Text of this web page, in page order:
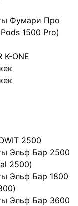
Фумари Про
1500 Pro)
K-ONE
2500
Эльф Бар 2500
2500)
Эльф Бар 1800
Эльф Бар 3600